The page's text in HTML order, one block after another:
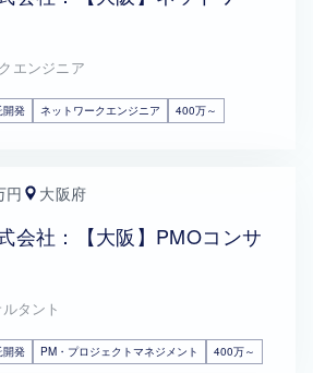
エンジニア
開発 ネットワークエンジニア 400万～
円 大阪府
会社：【大阪】PMOコンサ
タント
開発 PM・プロジェクトマネジメント 400万～